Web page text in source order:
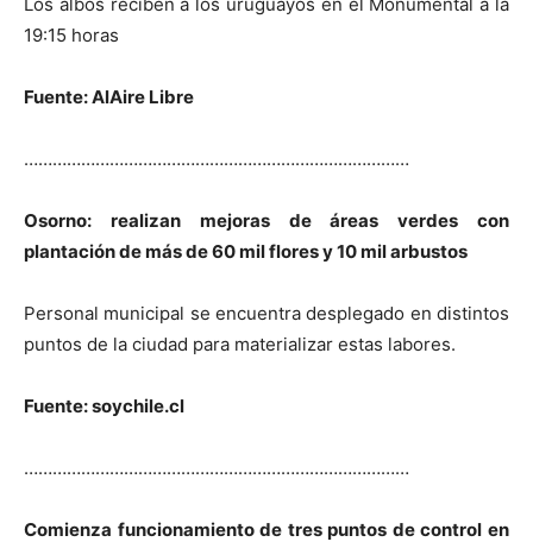
19:15 horas
Fuente: AlAire Libre
………………………………………………………………………
Osorno: realizan mejoras de áreas verdes con
plantación de más de 60 mil flores y 10 mil arbustos
Personal municipal se encuentra desplegado en distintos
puntos de la ciudad para materializar estas labores.
Fuente: soychile.cl
………………………………………………………………………
Comienza funcionamiento de tres puntos de control en